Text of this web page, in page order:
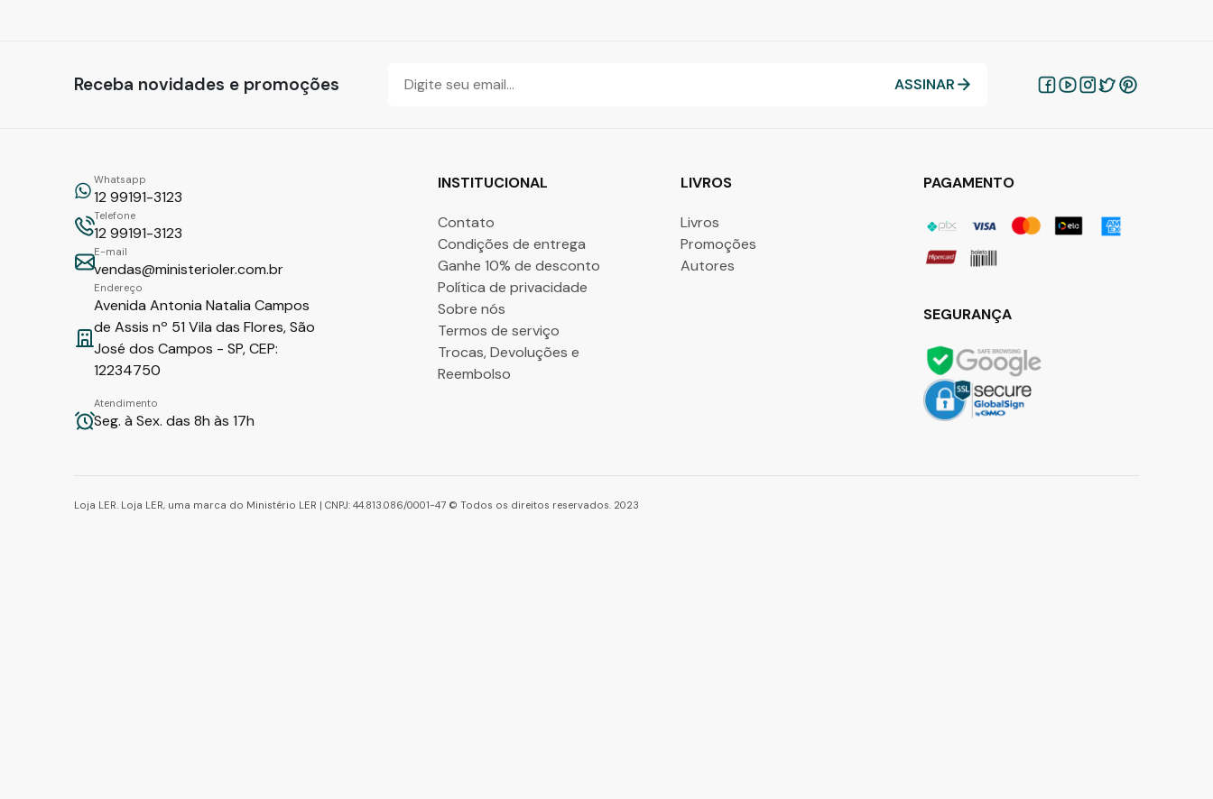
Receba novidades e promoções ASSINAR
Whatsapp
12 99191-3123
Telefone
12 99191-3123
E-mail
vendas@ministerioler.com.br
Endereço
Avenida Antonia Natalia Campos
de Assis nº 51 Vila das Flores, São
José dos Campos - SP, CEP:
12234750
Atendimento
Seg. à Sex. das 8h às 17h
INSTITUCIONAL
Contato
Condições de entrega
Ganhe 10% de desconto
Política de privacidade
Sobre nós
Termos de serviço
Trocas, Devoluções e
Reembolso
LIVROS
Livros
Promoções
Autores
PAGAMENTO
SEGURANÇA
Loja LER. Loja LER, uma marca do Ministério LER | CNPJ: 44.813.086/0001-47 © Todos os direitos reservados. 2023